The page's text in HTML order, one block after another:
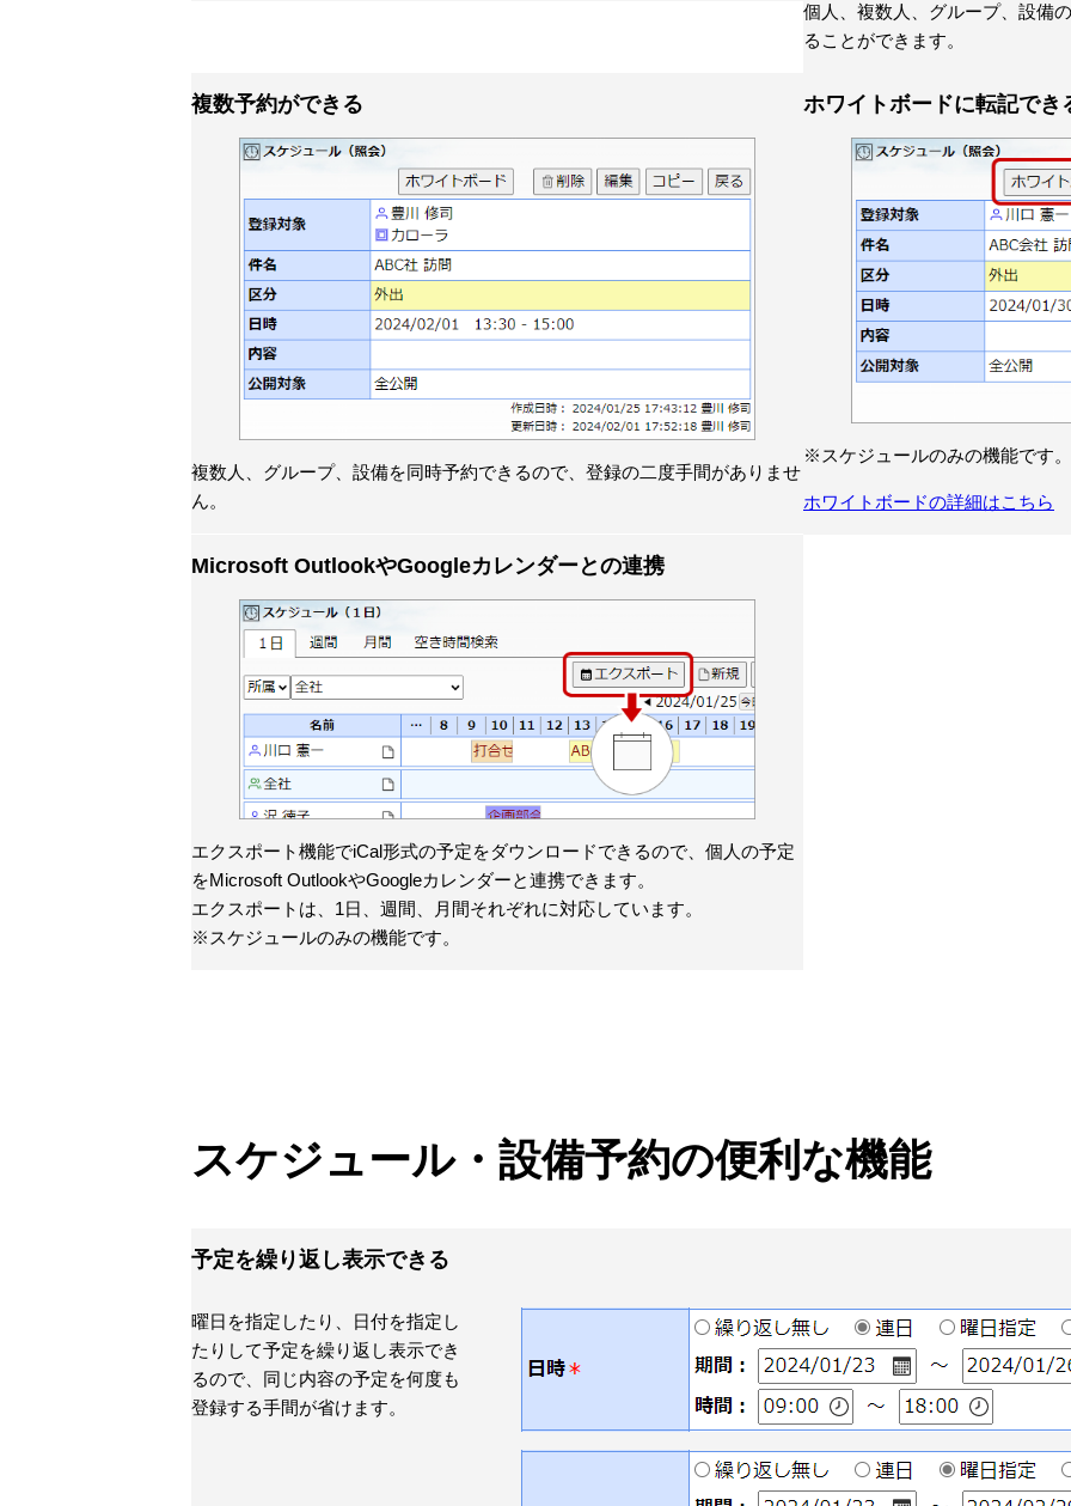
個人、複数人、グループ、設備
ることができます。
複数予約ができる
複数人、グループ、設備を同時予約できるので、登録の二度手間がありませ
ん。
ホワイトボードに転記でき
※スケジュールのみの機能です。
ホワイトボードの詳細はこちら
Microsoft OutlookやGoogleカレンダーとの連携
エクスポート機能でiCal形式の予定をダウンロードできるので、個人の予定
をMicrosoft OutlookやGoogleカレンダーと連携できます。
エクスポートは、1日、週間、月間それぞれに対応しています。
※スケジュールのみの機能です。
スケジュール・設備予約の便利な機能
予定を繰り返し表示できる
曜日を指定したり、日付を指定し
たりして予定を繰り返し表示でき
るので、同じ内容の予定を何度も
登録する手間が省けます。